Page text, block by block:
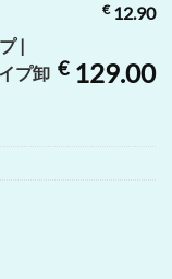
€12.90
|
プ卸 €129.00